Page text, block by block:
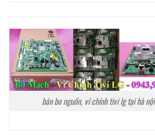
bán bo nguồn, vỉ chính tivi lg tại hà nội